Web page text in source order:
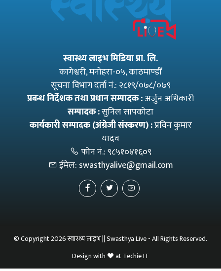
स्वास्थ्य लाइभ मिडिया प्रा. लि.
कागेश्वरी, मनाेहरा-०५, काठमाण्डौँ
सूचना विभाग दर्ता नं.: २८१९/०७८/०७९
प्रबन्ध निर्देशक तथा प्रधान सम्पादक :अर्जुन अधिकारी
सम्पादक :सुनिल सापकोटा
कार्यकारी सम्पादक (अंग्रेजी संस्करण) :प्रविन कुमार
यादव
फोन नं.:९८५१०४१६०९
ईमेल: swasthyalive@gmail.com
© Copyright 2026 स्वास्थ्य लाइभ || Swasthya Live - All Rights Reserved.
Design with
atTechie IT